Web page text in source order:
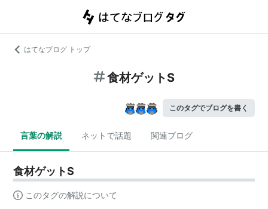
はてなブログ トップ
食材ゲットS
このタグでブログを書く
言葉の解説 ネットで話題 関連ブログ
食材ゲットS
このタグの解説について